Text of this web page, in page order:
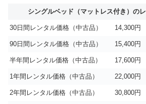
シングルベッド（マットレス付き）の
30日間レンタル価格（中古品） 14,300円
90日間レンタル価格（中古品） 15,400円
半年間レンタル価格（中古品） 17,600円
1年間レンタル価格（中古品） 22,000円
2年間レンタル価格（中古品） 30,800円